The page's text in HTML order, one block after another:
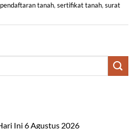
pendaftaran tanah,sertifikat tanah,surat
Ini 6 Agustus 2026